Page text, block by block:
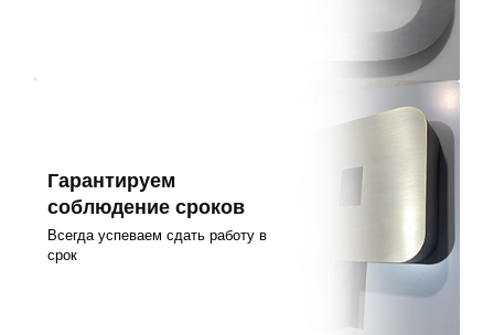
Гарантируем
соблюдение сроков
Всегда успеваем сдать работу в
срок